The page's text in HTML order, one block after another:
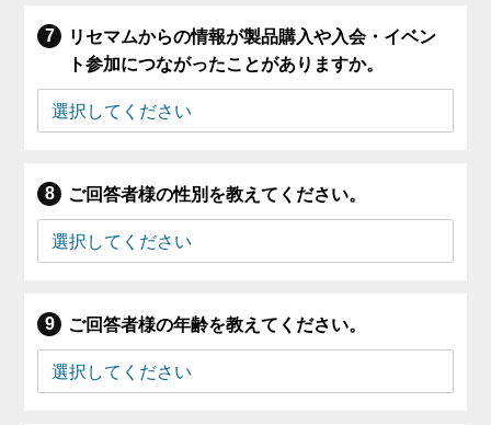
リセマムからの情報が製品購入や入会・イベン
ト参加につながったことがありますか。
ご回答者様の性別を教えてください。
ご回答者様の年齢を教えてください。